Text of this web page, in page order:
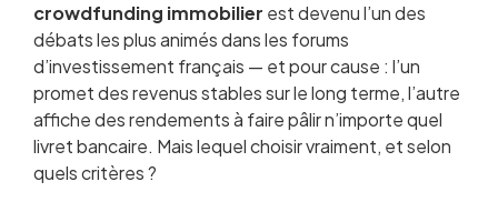
Qu’est-ce que le crowdfunding immobilier ?
SCPI vs crowdfunding : le tableau comparatif
2026
Rendements et performances : qui rapporte le
plus ?
Risques et protection du capital
Liquidité et horizon temporel
crowdfunding immobilier est devenu l’un des
débats les plus animés dans les forums
d’investissement français — et pour cause : l’un
promet des revenus stables sur le long terme, l’autre
affiche des rendements à faire pâlir n’importe quel
livret bancaire. Mais lequel choisir vraiment, et selon
quels critères ?